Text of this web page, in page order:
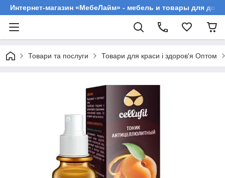
Интернет-магазин «МебеЛайм» - мебель и товары для
Товари та послуги Товари для краси і здоров'я Оптом